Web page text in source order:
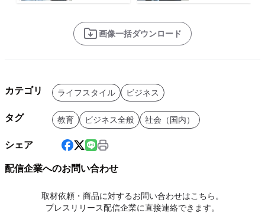
画像一括ダウンロード
カテゴリ ライフスタイル ビジネス
タグ 教育 ビジネス全般 社会（国内）
シェア
配信企業へのお問い合わせ
取材依頼・商品に対するお問い合わせはこちら。
プレスリリース配信企業に直接連絡できます。